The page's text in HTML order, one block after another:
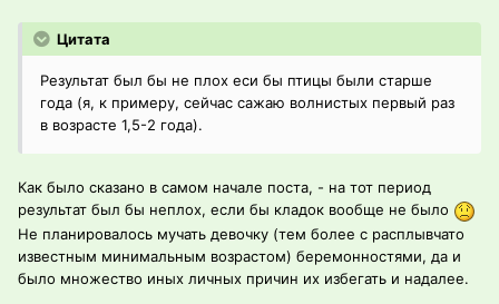
Цитата
Результат был бы не плох еси бы птицы были старше
года (я, к примеру, сейчас сажаю волнистых первый раз
в возрасте 1,5-2 года).
Как было сказано в самом начале поста, - на тот период
результат был бы неплох, если бы кладок вообще не было
Не планировалось мучать девочку (тем более с расплывчато
известным минимальным возрастом) беремонностями, да и
было множество иных личных причин их избегать и надалее.